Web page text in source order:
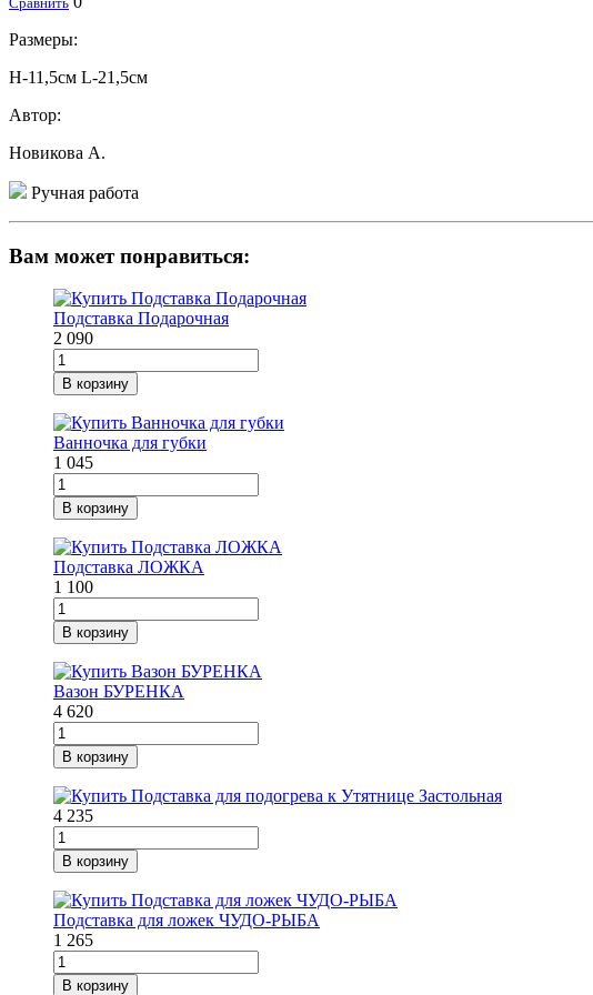
Размеры:
Н-11,5см L-21,5см
Автор:
Новикова А.
Ручная работа
Вам может понравиться:
Подставка Подарочная
2 090
В корзину
Ванночка для губки
1 045
В корзину
Подставка ЛОЖКА
1 100
В корзину
Вазон БУРЕНКА
4 620
В корзину
4 235
В корзину
Подставка для ложек ЧУДО-РЫБА
1 265
В корзину